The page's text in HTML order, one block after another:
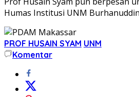
Humas Institusi UNM
PROF HUSAIN SYAM UNM
Komentar